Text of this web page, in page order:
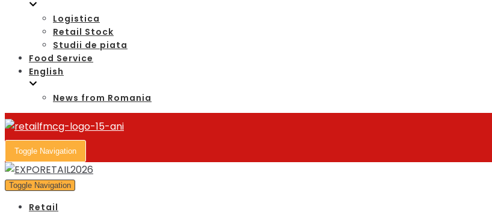
Logistica
Retail Stock
Studii de piata
Food Service
English
News from Romania
Toggle Navigation
Toggle Navigation
Retail